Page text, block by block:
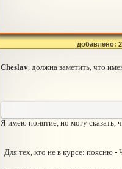
добавлено:
Cheslav, должна заметить, что
Я имею понятие, но могу сказать,
Для тех, кто не в курсе: поясню -